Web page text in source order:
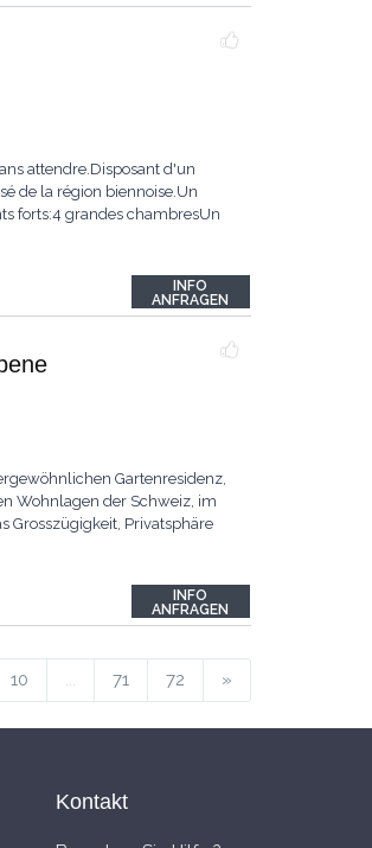
attendre.Disposant d'un
de la région biennoise.Un
forts:4 grandes chambresUn
INFO
ANFRAGEN
Gartenresidenz,
Wohnlagen der Schweiz, im
Grosszügigkeit, Privatsphäre
INFO
ANFRAGEN
10 ... 71 72 »
Kontakt